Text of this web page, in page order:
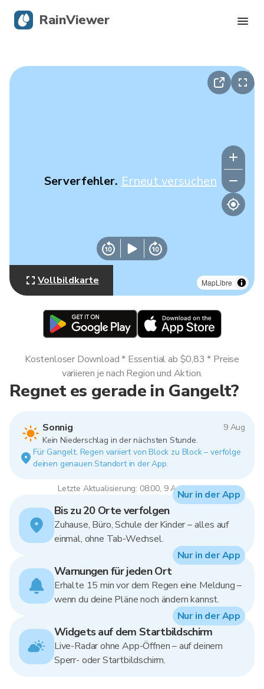
MapLibre
Serverfehler. Erneut versuchen
Vollbildkarte
Regnet es gerade in Gangelt?
Sonnig
9 Aug
Kein Niederschlag in der nächsten Stunde.
Für Gangelt. Regen variiert von Block zu Block – verfolge
deinen genauen Standort in der App.
Letzte Aktualisierung: 08:00, 9 Aug 2026
Kostenloser Download * Essential ab $0,83 * Preise
variieren je nach Region und Aktion.
Bis zu 20 Orte verfolgen
Zuhause, Büro, Schule der Kinder – alles auf
einmal, ohne Tab-Wechsel.
Nur in der App
Warnungen für jeden Ort
Erhalte 15 min vor dem Regen eine Meldung –
wenn du deine Pläne noch ändern kannst.
Nur in der App
Widgets auf dem Startbildschirm
Live-Radar ohne App-Öffnen – auf deinem
Sperr- oder Startbildschirm.
Nur in der App
RainViewer